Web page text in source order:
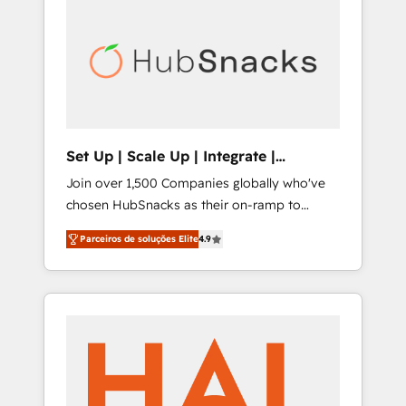
Set Up | Scale Up | Integrate |
HubSnacks FlexPlan
Join over 1,500 Companies globally who've
chosen HubSnacks as their on-ramp to
HubSpot since 2014 Simple pay-as-you-go
plans that accelerate value... 1️⃣ Set Up |
Onboarding New or Check-fixing existing
HubSpot portals 2️⃣ Scale Up | 100% HubSpot
Integrate | your entire Tech Stack with
API Integration project... ⬅️ Click "Contact
Business" ⬅️ to access 150+ Kickstart
Parceiros de soluções Elite4.9